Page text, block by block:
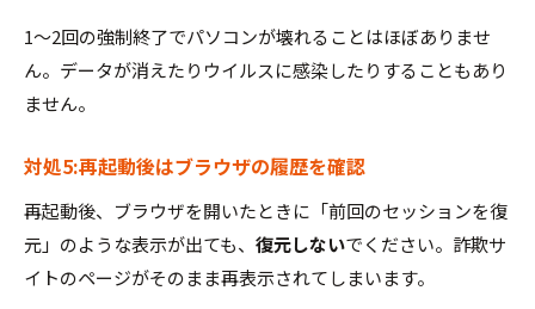
1〜2回の強制終了でパソコンが壊れることはほぼありませ
ん。データが消えたりウイルスに感染したりすることもあり
ません。
対処5:再起動後はブラウザの履歴を確認
再起動後、ブラウザを開いたときに「前回のセッションを復
元」のような表示が出ても、 復元しないでください。詐欺サ
イトのページがそのまま再表示されてしまいます。